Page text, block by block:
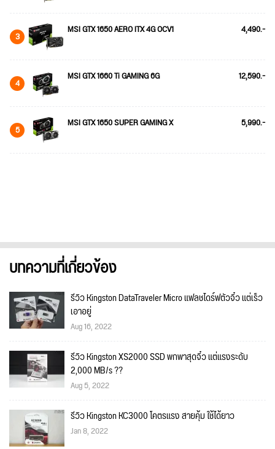
3 MSI GTX 1650 AERO ITX 4G OCV1 4,490.-
4 MSI GTX 1660 Ti GAMING 6G 12,590.-
5 MSI GTX 1650 SUPER GAMING X 5,990.-
บทความที่เกี่ยวข้อง
รีวิว Kingston DataTraveler Micro แฟลชไดร์ฟตัวจิ๋ว แต่เร็ว
เอาอยู่
Aug 16, 2022
รีวิว Kingston XS2000 SSD พกพาสุดจิ๋ว แต่แรงระดับ
2,000 MB/s ??
Aug 5, 2022
รีวิว Kingston KC3000 โคตรแรง สายคุ้ม ใช้ได้ยาว
Jan 8, 2022